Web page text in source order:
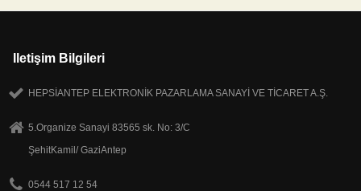
Iletişim Bilgileri
HEPSİANTEP ELEKTRONİK PAZARLAMA SANAYİ VE TİCARET A.Ş.
5.Organize Sanayi 83565 sk. No: 3/C
ŞehitKamil/ GaziAntep
0544 517 12 54